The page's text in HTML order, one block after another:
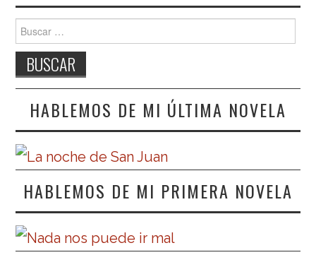
Buscar:
HABLEMOS DE MI ÚLTIMA NOVELA
HABLEMOS DE MI PRIMERA NOVELA